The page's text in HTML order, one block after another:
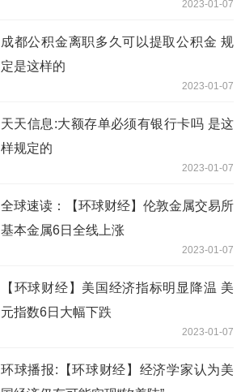
2023-01-07
成都公积金离职多久可以提取公积金 规
定是这样的
2023-01-07
天天信息:大额存单必须有银行卡吗 是这
样规定的
2023-01-07
全球速读：【环球财经】伦敦金属交易所
基本金属6日全线上涨
2023-01-07
【环球财经】美国经济指标明显降温 美
元指数6日大幅下跌
2023-01-07
环球播报:【环球财经】经济学家认为美